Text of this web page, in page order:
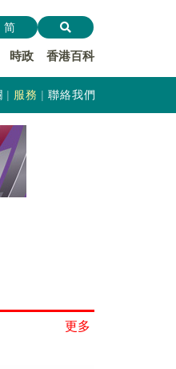
時政 香港百科
简
服務 聯絡我們
更多